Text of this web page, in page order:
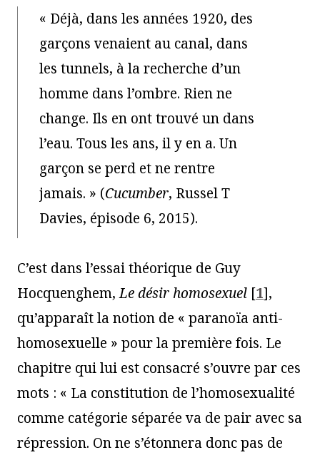
« Déjà, dans les années 1920, des
garçons venaient au canal, dans
les tunnels, à la recherche d’un
homme dans l’ombre. Rien ne
change. Ils en ont trouvé un dans
l’eau. Tous les ans, il y en a. Un
garçon se perd et ne rentre
jamais. » (Cucumber, Russel T
Davies, épisode 6, 2015).
C’est dans l’essai théorique de Guy
Hocquenghem,Le désir homosexuel [1],
qu’apparaît la notion de « paranoïa anti-
homosexuelle » pour la première fois. Le
chapitre qui lui est consacré s’ouvre par ces
mots : « La constitution de l’homosexualité
comme catégorie séparée va de pair avec sa
répression. On ne s’étonnera donc pas de